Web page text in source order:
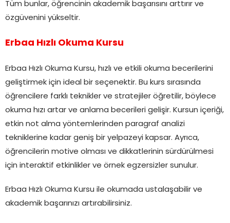
Tüm bunlar, öğrencinin akademik başarısını arttırır ve
özgüvenini yükseltir.
Erbaa Hızlı Okuma Kursu
Erbaa Hızlı Okuma Kursu, hızlı ve etkili okuma becerilerini
geliştirmek için ideal bir seçenektir. Bu kurs sırasında
öğrencilere farklı teknikler ve stratejiler öğretilir, böylece
okuma hızı artar ve anlama becerileri gelişir. Kursun içeriği,
etkin not alma yöntemlerinden paragraf analizi
tekniklerine kadar geniş bir yelpazeyi kapsar. Ayrıca,
öğrencilerin motive olması ve dikkatlerinin sürdürülmesi
için interaktif etkinlikler ve örnek egzersizler sunulur.
Erbaa Hızlı Okuma Kursu ile okumada ustalaşabilir ve
akademik başarınızı artırabilirsiniz.